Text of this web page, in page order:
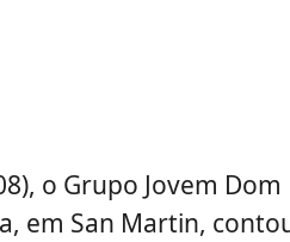
o Grupo Jovem
em San Martin,